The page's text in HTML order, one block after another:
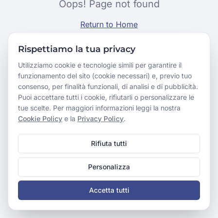
Oops! Page not found
Return to Home
Rispettiamo la tua privacy
Utilizziamo cookie e tecnologie simili per garantire il
funzionamento del sito (cookie necessari) e, previo tuo
consenso, per finalità funzionali, di analisi e di pubblicità.
Puoi accettare tutti i cookie, rifiutarli o personalizzare le
tue scelte. Per maggiori informazioni leggi la nostra
Cookie Policy e la Privacy Policy.
Rifiuta tutti
Personalizza
Accetta tutti